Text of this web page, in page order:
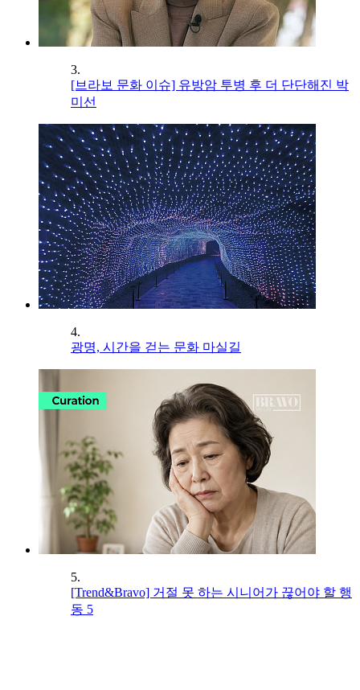
3.
[브라보 문화 이슈] 유방암 투병 후 더 단단해진 박
미선
4.
광명, 시간을 걷는 문화 마실길
5.
[Trend&Bravo] 거절 못 하는 시니어가 끊어야 할 행
동 5